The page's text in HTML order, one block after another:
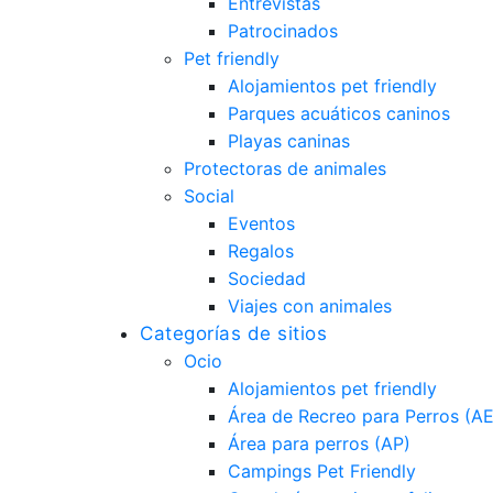
Patrocinados
Pet friendly
Alojamientos pet friendly
Parques acuáticos caninos
Playas caninas
Protectoras de animales
Social
Eventos
Regalos
Sociedad
Viajes con animales
Categorías de sitios
Ocio
Alojamientos pet friendly
Área de Recreo para Perros
Área para perros (AP)
Campings Pet Friendly